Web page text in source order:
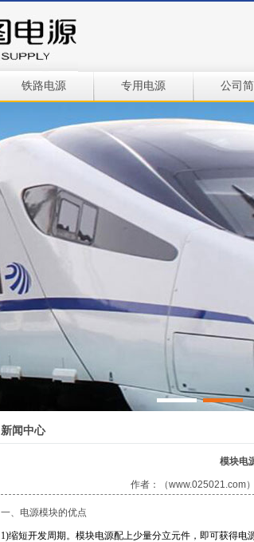
铁路电源 专用电源 公司
新闻中心
模块电
作者：（
一、电源模块的优点
1)缩短开发周期。模块电源配上少量分立元件，即可获得电